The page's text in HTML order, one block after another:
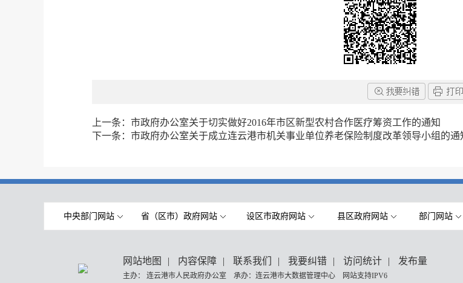
上一条： 市政府办公室关于切实做好2016年市区新型农村合作医疗筹资工作的通知
下一条： 市政府办公室关于成立连云港市机关事业单位养老保险制度改革领导小组的通
中央部门网站 省（区市）政府网站 设区市政府网站 县区政府网站 部门网站
网站地图 | 内容保障 | 联系我们 | 我要纠错 | 访问统计 | 发布量
主办： 连云港市人民政府办公室 承办：连云港市大数据管理中心 网站支持IPV6